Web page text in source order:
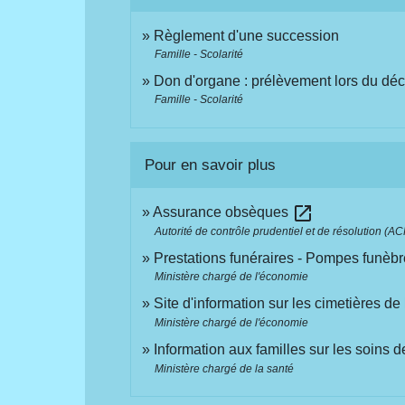
Règlement d'une succession
Famille - Scolarité
Don d'organe : prélèvement lors du
Famille - Scolarité
Pour en savoir plus
Assurance obsèques open_in_new
Autorité de contrôle prudentiel et de résolution
Prestations funéraires - Pompes
Ministère chargé de l'économie
Site d'information sur les cimetières de
Ministère chargé de l'économie
Information aux familles sur les soins
Ministère chargé de la santé